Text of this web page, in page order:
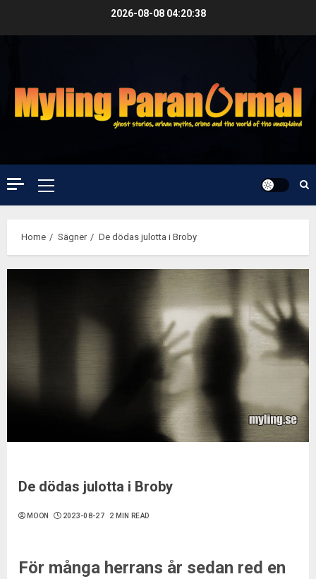
2026-08-08 04:20:38
Primary
Menu
Home Sägner De dödas julotta i Broby
De dödas julotta i Broby
MOON 2023-08-27 2 MIN READ
För många herrans år sedan red en